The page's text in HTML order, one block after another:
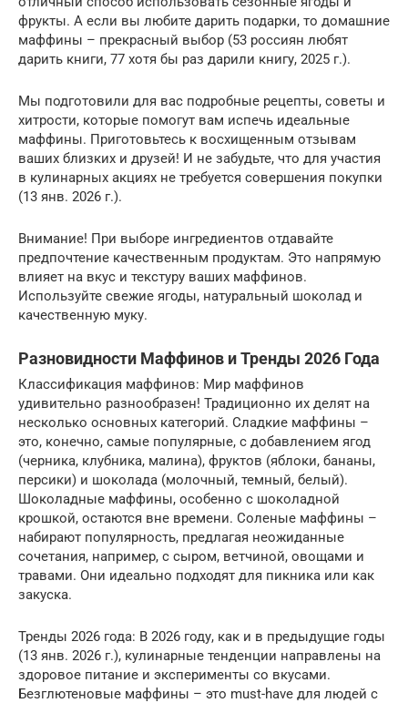
фрукты. А если вы любите дарить подарки, то домашние
маффины – прекрасный выбор (53 россиян любят
дарить книги, 77 хотя бы раз дарили книгу, 2025 г.).
Мы подготовили для вас подробные рецепты, советы и
хитрости, которые помогут вам испечь идеальные
маффины. Приготовьтесь к восхищенным отзывам
ваших близких и друзей! И не забудьте, что для участия
в кулинарных акциях не требуется совершения покупки
(13 янв. 2026 г.).
Внимание! При выборе ингредиентов отдавайте
предпочтение качественным продуктам. Это напрямую
влияет на вкус и текстуру ваших маффинов.
Используйте свежие ягоды, натуральный шоколад и
качественную муку.
Разновидности Маффинов и Тренды 2026 Года
Классификация маффинов: Мир маффинов
удивительно разнообразен! Традиционно их делят на
несколько основных категорий. Сладкие маффины –
это, конечно, самые популярные, с добавлением ягод
(черника, клубника, малина), фруктов (яблоки, бананы,
персики) и шоколада (молочный, темный, белый).
Шоколадные маффины, особенно с шоколадной
крошкой, остаются вне времени. Соленые маффины –
набирают популярность, предлагая неожиданные
сочетания, например, с сыром, ветчиной, овощами и
травами. Они идеально подходят для пикника или как
закуска.
Тренды 2026 года: В 2026 году, как и в предыдущие годы
(13 янв. 2026 г.), кулинарные тенденции направлены на
здоровое питание и эксперименты со вкусами.
Безглютеновые маффины – это must-have для людей с